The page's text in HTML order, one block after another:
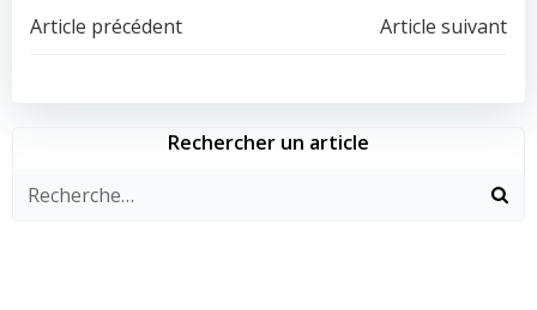
Navigation
de
l’article
Article précédent
Navigation
de
l’article
Article suivant
Rechercher un article